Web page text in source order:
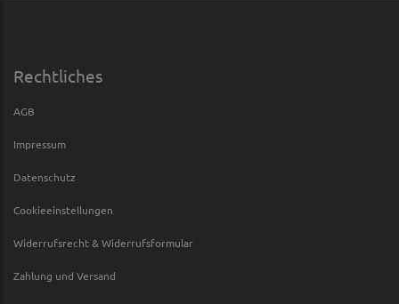
Rechtliches
AGB
Impressum
Datenschutz
Cookieeinstellungen
Widerrufsrecht & Widerrufsformular
Zahlung und Versand